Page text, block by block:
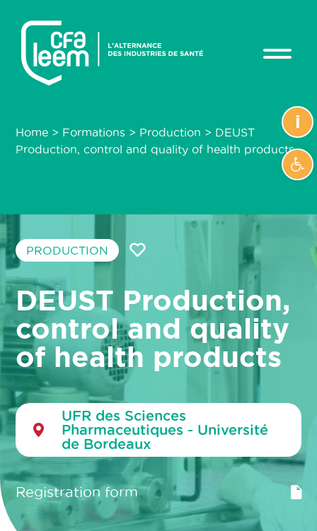
i
Home > Formations > Production > DEUST
Production, control and quality of health products
PRODUCTION
DEUST Production,
control and quality
of health products
UFR des Sciences
Pharmaceutiques - Université
de Bordeaux
Registration form